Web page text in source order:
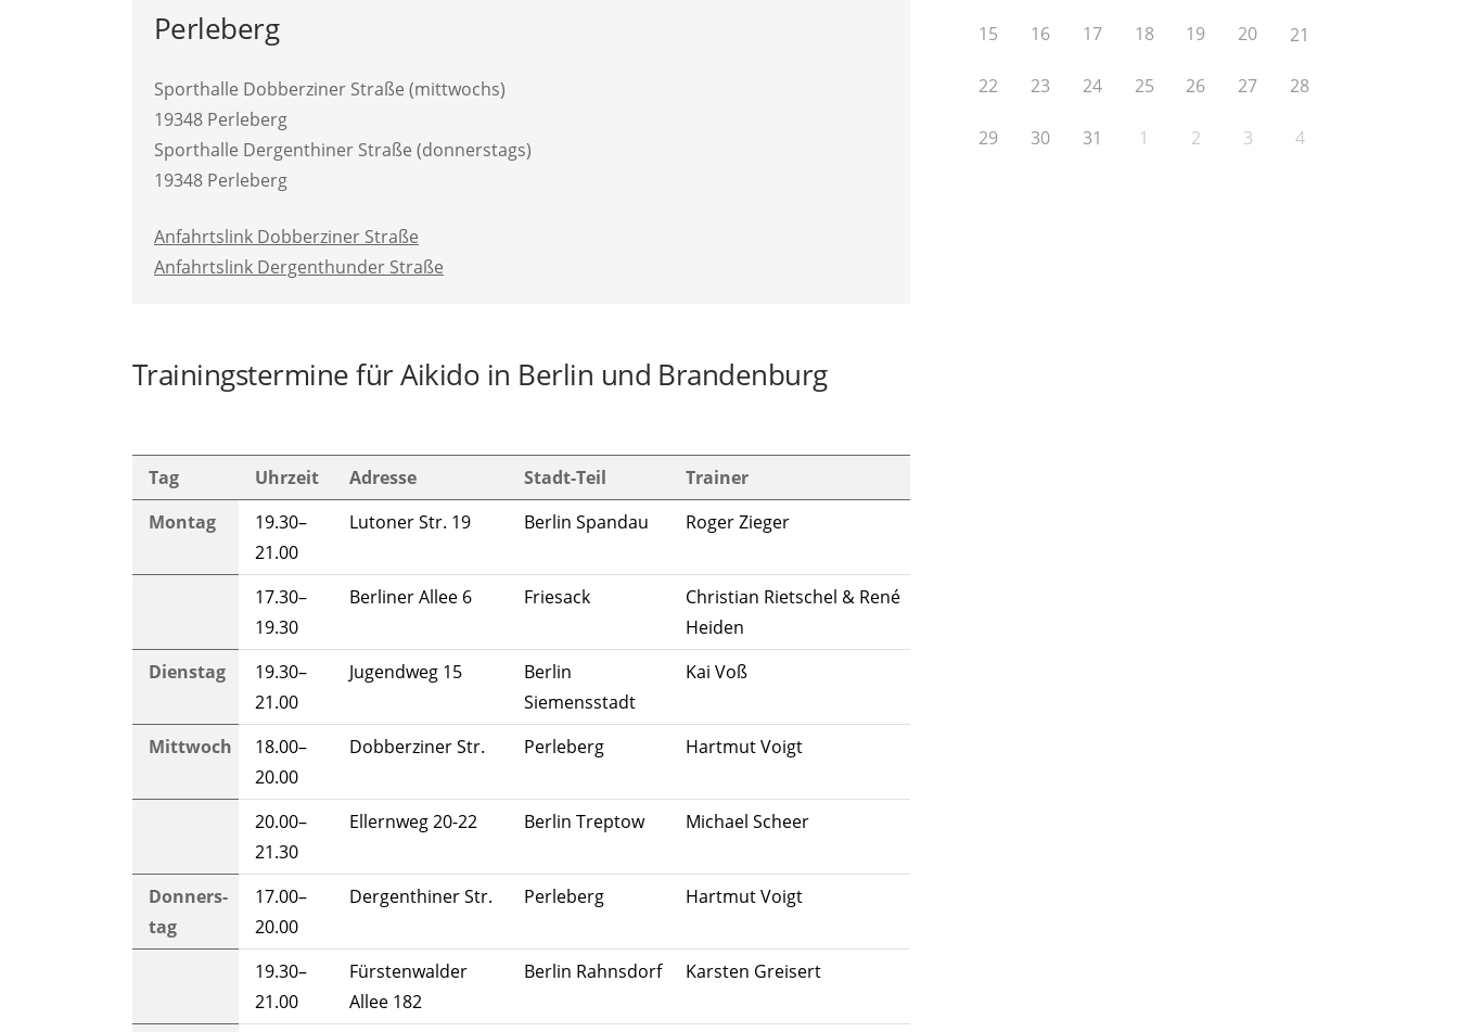
Perleberg
Sporthalle Dobberziner Straße (mittwochs)
19348 Perleberg
Sporthalle Dergenthiner Straße (donnerstags)
19348 Perleberg
Anfahrtslink Dobberziner Straße
Anfahrtslink Dergenthunder Straße
Trainingstermine für Aikido in Berlin und Brandenburg
Tag Uhrzeit Adresse Stadt-Teil
Trainer
Montag
19.30–
21.00
Lutoner Str. 19 Berlin Spandau Roger Zieger
17.30–
19.30
Berliner Allee 6 Friesack
Christian Rietschel & René
Heiden
Dienstag
19.30–
21.00
Jugendweg 15
Berlin
Siemensstadt
Kai Voß
Mittwoch
18.00–
20.00
Dobberziner Str. Perleberg Hartmut Voigt
20.00–
21.30
Ellernweg 20-22 Berlin Treptow Michael Scheer
Donners­
tag
17.00–
20.00
Dergenthiner Str. Perleberg Hartmut Voigt
19.30–
21.00
Fürstenwal­der
Allee 182
Berlin Rahnsdorf Karsten Greisert
15 16 17 18 19 20 21
22 23 24 25 26 27 28
29 30 31 1 2 3 4